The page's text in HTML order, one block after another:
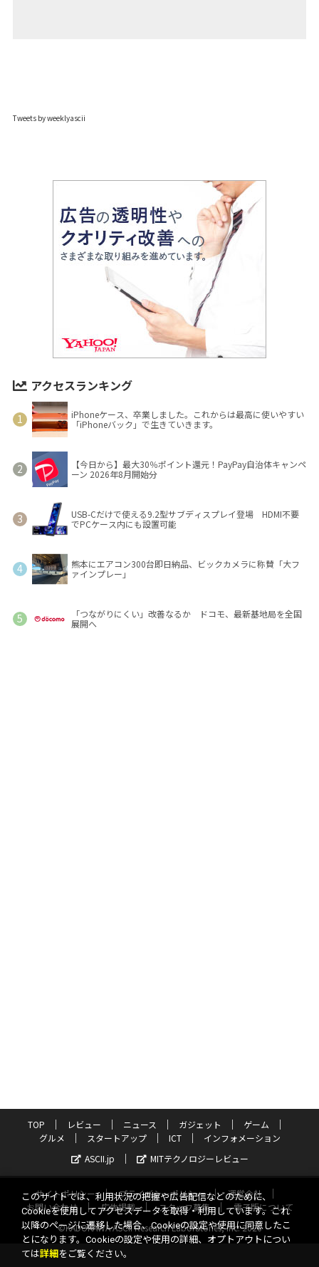
Tweets by weeklyascii
アクセスランキング
iPhoneケース、卒業しました。これからは最高に使いやすい
「iPhoneバック」で生きていきます。
【今日から】最大30％ポイント還元！PayPay自治体キャンペ
ーン 2026年8月開始分
USB-Cだけで使える9.2型サブディスプレイ登場 HDMI不要
でPCケース内にも設置可能
熊本にエアコン300台即日納品、ビックカメラに称賛「大フ
ァインプレー」
「つながりにくい」改善なるか ドコモ、最新基地局を全国
展開へ
TOP レビュー ニュース ガジェット
ゲーム
グルメ
スタートアップ ICT
インフォメーション
ASCII.jp
MITテクノロジーレビュー
サイトポリシー プライバシーポリシー
運営会社
お問い合わせ
広告掲載 スタッフ募集
電子版について
©KADOKAWA ASCII Research Laboratories, Inc. 2026
このサイトでは、利用状況の把握や広告配信などのために、
Cookieを使用してアクセスデータを取得・利用しています。これ
以降のページに遷移した場合、Cookieの設定や使用に同意したこ
とになります。Cookieの設定や使用の詳細、オプトアウトについ
ては詳細 をご覧ください。